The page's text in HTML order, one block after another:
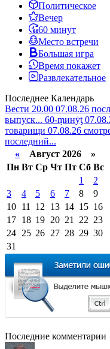
Политическое
Вечер
60 минут
Место встречи
Большая игра
Время покажет
Развлекательное
Последнее Календарь
Вести 20.00 07.08.26
выпуск... 60-ṃинẏƫ
товарищи 07.08.26
последний...
« Август 2026 »
Пн Вт Ср Чт Пт Сб Вс
1
2
3
4 5 6 7 8
9
10 11 12 13 14 15 16
17 18 19 20 21 22 23
24 25 26 27 28 29 30
31
Последние комментарии